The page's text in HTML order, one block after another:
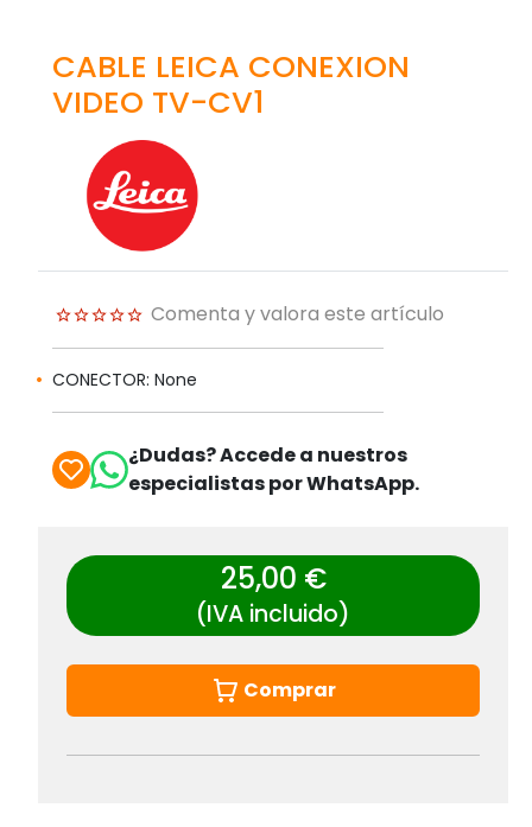
CABLE LEICA CONEXION
VIDEO TV-CV1
Comenta y valora este artículo
CONECTOR: None
¿Dudas? Accede a nuestros
especialistas por WhatsApp.
25,00 €
(IVA incluido)
Comprar